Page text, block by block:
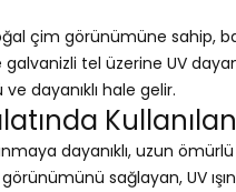
çim görünümüne sahip,
tel üzerine UV
dayanıklı hale gelir.
dayanıklı, uzun
sağlayan, UV